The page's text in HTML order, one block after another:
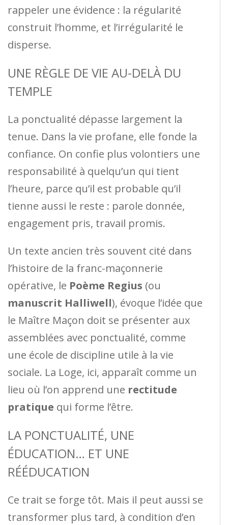
rappeler une évidence : la régularité
construit l’homme, et l’irrégularité le
disperse.
UNE RÈGLE DE VIE AU-DELÀ DU
TEMPLE
La ponctualité dépasse largement la
tenue. Dans la vie profane, elle fonde la
confiance. On confie plus volontiers une
responsabilité à quelqu’un qui tient
l’heure, parce qu’il est probable qu’il
tienne aussi le reste : parole donnée,
engagement pris, travail promis.
Un texte ancien très souvent cité dans
l’histoire de la franc-maçonnerie
opérative, le Poème Regius (ou
manuscrit Halliwell), évoque l’idée que
le Maître Maçon doit se présenter aux
assemblées avec ponctualité, comme
une école de discipline utile à la vie
sociale. La Loge, ici, apparaît comme un
lieu où l’on apprend une rectitude
pratique qui forme l’être.
LA PONCTUALITÉ, UNE
ÉDUCATION… ET UNE
RÉÉDUCATION
Ce trait se forge tôt. Mais il peut aussi se
transformer plus tard, à condition d’en